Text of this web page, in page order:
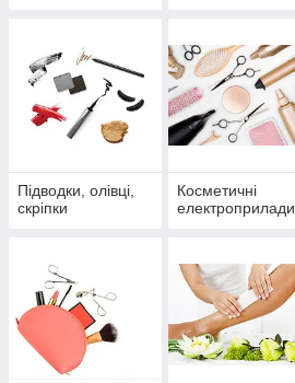
Підводки, олівці,
скріпки
Косметичні
електроприлади